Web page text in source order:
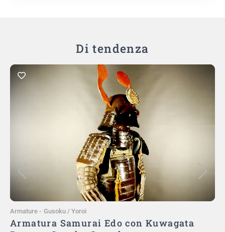
Di tendenza
Aggiungi al carrello
Armature - Gusoku / Yoroi
Armatura Samurai Edo con Kuwagata